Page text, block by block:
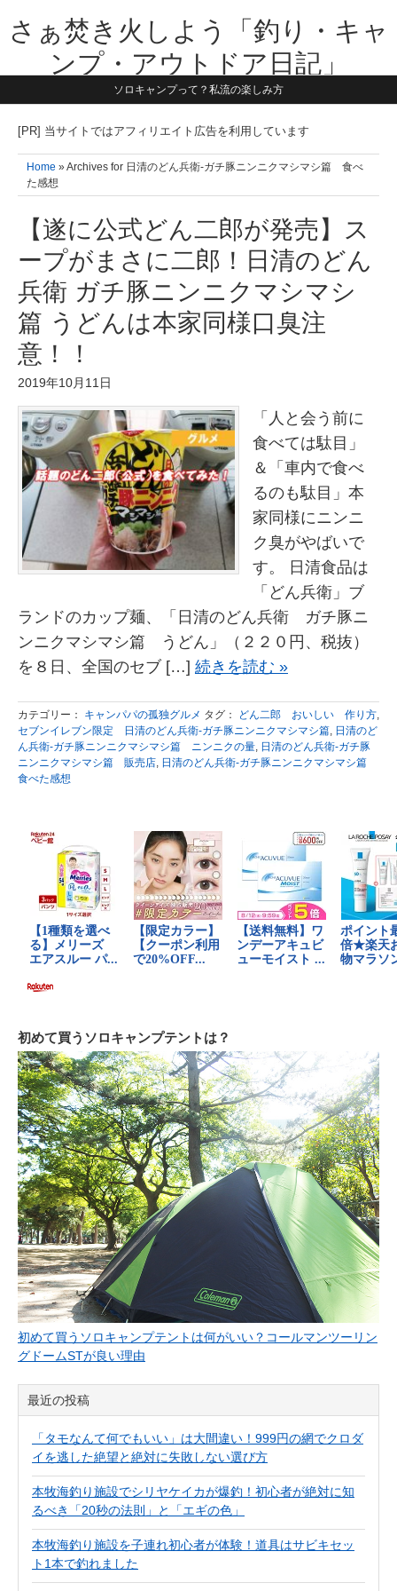
さぁ焚き火しよう「釣り・キャ
ンプ・アウトドア日記」
【テーマは子供と一緒に本気で遊ぶ】1981年うまれ・横浜在住。妻と3
す。同じ世代のお父さんに読んで頂けたら嬉しいです！よろしくお願い
ソロキャンプって？私流の楽しみ方
[PR] 当サイトではアフィリエイト広告を利用しています
Home » Archives for 日清のどん兵衛-ガチ豚ニンニクマシマシ篇 食べ
た感想
【遂に公式どん二郎が発売】ス
ープがまさに二郎！日清のどん
兵衛 ガチ豚ニンニクマシマシ
篇 うどんは本家同様口臭注
意！！
2019年10月11日
「人と会う前に
食べては駄目」
＆「車内で食べ
るのも駄目」本
家同様にニンニ
ク臭がやばいで
す。 日清食品は
「どん兵衛」ブ
ランドのカップ麺、「日清のどん兵衛 ガチ豚ニ
ンニクマシマシ篇 うどん」（２２０円、税抜）
を８日、全国のセブ […] 続きを読む »
カテゴリー： キャンパパの孤独グルメ タグ： どん二郎 おいしい 作り方,
セブンイレブン限定 日清のどん兵衛-ガチ豚ニンニクマシマシ篇, 日清のど
ん兵衛-ガチ豚ニンニクマシマシ篇 ニンニクの量, 日清のどん兵衛-ガチ豚
ニンニクマシマシ篇 販売店, 日清のどん兵衛-ガチ豚ニンニクマシマシ篇
食べた感想
初めて買うソロキャンプテントは？
初めて買うソロキャンプテントは何がいい？コールマンツーリン
グドームSTが良い理由
最近の投稿
「タモなんて何でもいい」は大間違い！999円の網でクロダ
イを逃した絶望と絶対に失敗しない選び方
本牧海釣り施設でシリヤケイカが爆釣！初心者が絶対に知
るべき「20秒の法則」と「エギの色」
本牧海釣り施設を子連れ初心者が体験！道具はサビキセッ
ト1本で釣れました